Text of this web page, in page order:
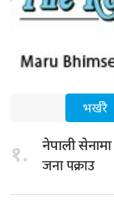
भर्खरै
१. नेपाली सेनामा
जना पक्राउ